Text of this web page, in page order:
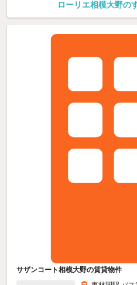
ローリエ相模大野の
サザンコート相模大野の賃貸物件